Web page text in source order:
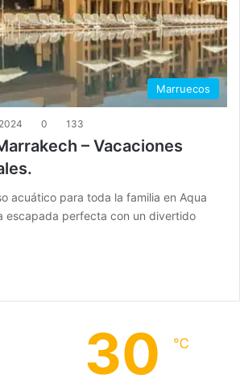
Marruecos
0 133
– Vacaciones
acuático para toda la familia en Aqua
escapada perfecta con un divertido
30 ℃